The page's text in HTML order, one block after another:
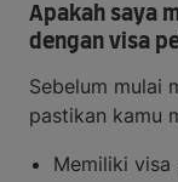
Apakah saya
dengan visa
Sebelum mulai
pastikan kamu
Memiliki